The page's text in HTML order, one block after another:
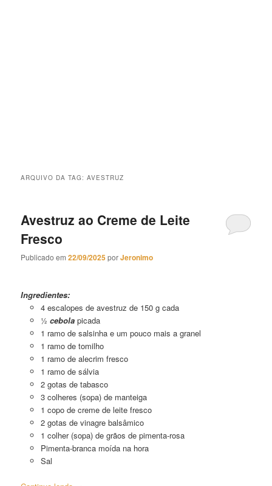
ARQUIVO DA TAG:AVESTRUZ
Avestruz ao Creme de Leite
Fresco
Publicado em22/09/2025porJeronimo
Ingredientes:
4 escalopes de avestruz de 150 g cada
½ cebola picada
1 ramo de salsinha e um pouco mais a granel
1 ramo de tomilho
1 ramo de alecrim fresco
1 ramo de sálvia
2 gotas de tabasco
3 colheres (sopa) de manteiga
1 copo de creme de leite fresco
2 gotas de vinagre balsâmico
1 colher (sopa) de grãos de pimenta-rosa
Pimenta-branca moída na hora
Sal